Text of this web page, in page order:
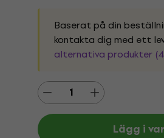
Baserat på din
kontakta dig med ett
alternativa produkter
Lägg i